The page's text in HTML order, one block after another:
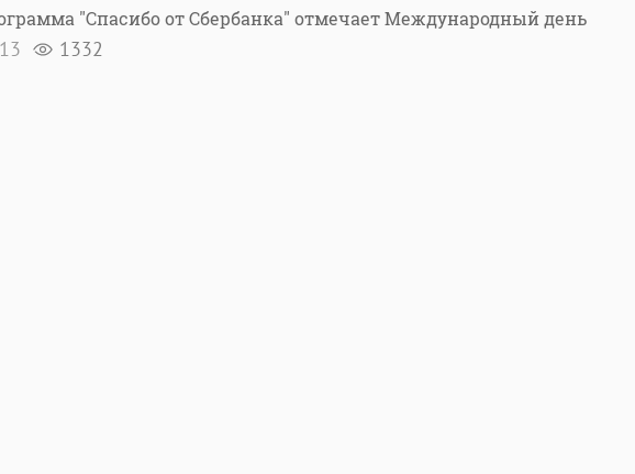
"Спасибо от Сбербанка" отмечает Международный день
1332